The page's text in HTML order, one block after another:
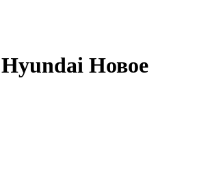
Новое